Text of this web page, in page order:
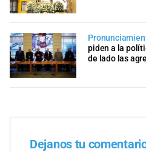
piden a la
de lado las
Dejanos tu